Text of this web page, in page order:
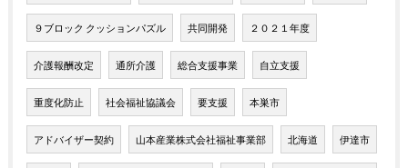
９ブロック クッションパズル 共同開発 ２０２１年度
介護報酬改定 通所介護 総合支援事業 自立支援
重度化防止 社会福祉協議会 要支援 本巣市
アドバイザー契約 山本産業株式会社福祉事業部 北海道 伊達市